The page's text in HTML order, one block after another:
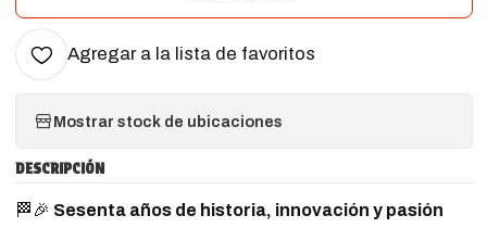
Agregar a la lista de favoritos
Mostrar stock de ubicaciones
DESCRIPCIÓN
🏁🎉 Sesenta años de historia, innovación y pasión